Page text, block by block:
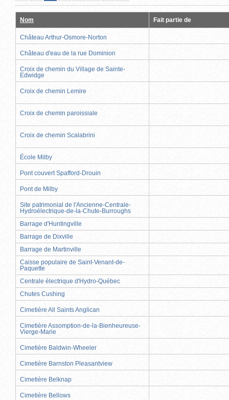
pageprécédente
actuelle)
suivante
page
Nom Fait partie de
Château Arthur-Osmore-Norton
Château d'eau de la rue Dominion
Croix de chemin du Village de Sainte-
Edwidge
Croix de chemin Lemire
Croix de chemin paroissiale
Croix de chemin Scalabrini
École Milby
Pont couvert Spafford-Drouin
Pont de Milby
Site patrimonial de l'Ancienne-Centrale-
Hydroélectrique-de-la-Chute-Burroughs
Barrage d'Huntingville
Barrage de Dixville
Barrage de Martinville
Caisse populaire de Saint-Venant-de-
Paquette
Centrale électrique d'Hydro-Québec
Chutes Cushing
Cimetière All Saints Anglican
Cimetière Assomption-de-la-Bienheureuse-
Vierge-Marie
Cimetière Baldwin-Wheeler
Cimetière Barnston Pleasantview
Cimetière Belknap
Cimetière Bellows